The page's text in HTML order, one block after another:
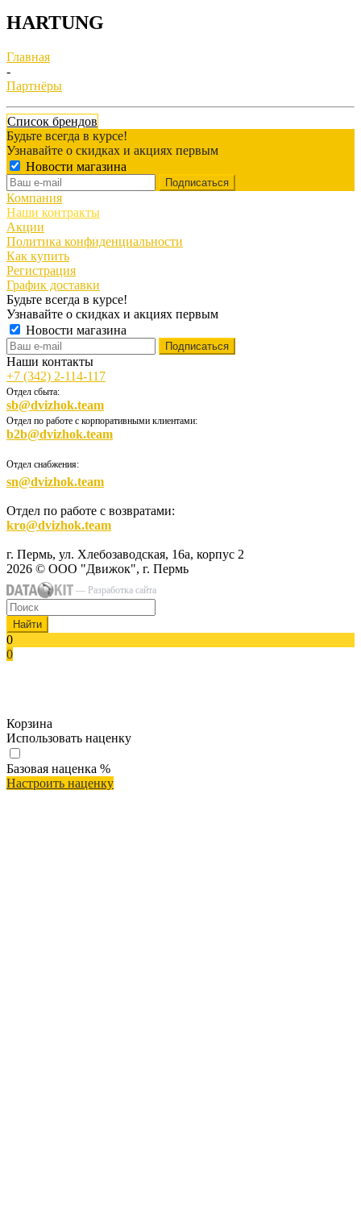
HARTUNG
Главная
-
Партнёры
Список брендов
Будьте всегда в курсе!
Узнавайте о скидках и акциях первым
Новости магазина
Компания
Наши контракты
Акции
Политика конфиденциальности
Как купить
Регистрация
График доставки
Будьте всегда в курсе!
Узнавайте о скидках и акциях первым
Новости магазина
Наши контакты
+7 (342) 2-114-117
Отдел сбыта:
sb@dvizhok.team
Отдел по работе с корпоративными клиентами:
b2b@dvizhok.team
Отдел снабжения:
sn@dvizhok.team
Отдел по работе с возвратами:
kro@dvizhok.team
г. Пермь, ул. Хлебозаводская, 16а, корпус 2
2026 © ООО "Движок", г. Пермь
— Разработка сайта
Найти
0
0
Корзина
Использовать наценку
Базовая наценка %
Настроить наценку